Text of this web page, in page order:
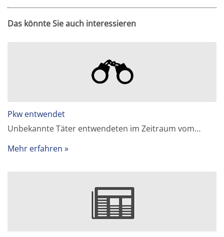
Das könnte Sie auch interessieren
Pkw entwendet
Unbekannte Täter entwendeten im Zeitraum vom…
Mehr erfahren